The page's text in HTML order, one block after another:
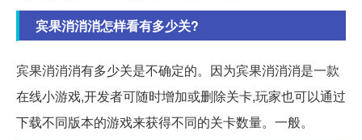
宾果消消消怎样看有多少关?
宾果消消消有多少关是不确定的。因为宾果消消消是一款
在线小游戏,开发者可随时增加或删除关卡,玩家也可以通过
下载不同版本的游戏来获得不同的关卡数量。一般。